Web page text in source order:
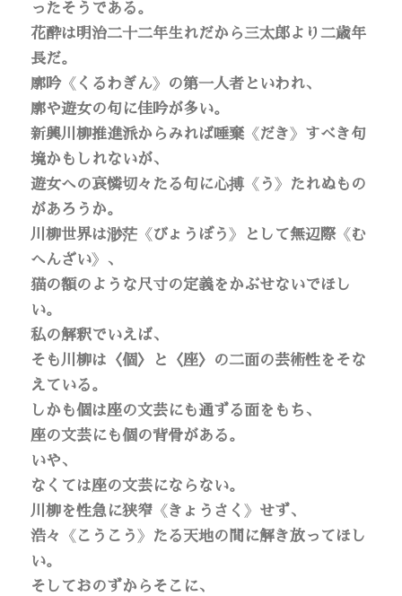
ったそうである。
花酔は明治二十二年生れだから三太郎より二歳年
長だ。
廓吟《 くるわぎん》 の第一人者といわれ、
廓や遊女の句に佳吟が多い。
新興川柳推進派からみれば唾棄 《だき》 すべき句
境かもしれないが、
遊女への哀憐切々たる句に心搏 《 う 》 たれぬもの
があろうか。
川柳世界は渺茫 《びょうぼう 》 として無辺際《む
へんざい》 、
猫の額のような尺寸の定義をかぶせないでほし
い。
私の解釈でいえば、
そも川柳は〈個〉と〈座〉の二面の芸術性をそな
えている。
しかも個は座の文芸にも通ずる面をもち、
座の文芸にも個の背骨がある。
いや、
なくては座の文芸にならない。
川柳を性急に狭窄 《きょうさく 》 せず、
浩々
《 こうこう 》 たる天地の間に解き放ってほし
い。
そしておのずからそこに、